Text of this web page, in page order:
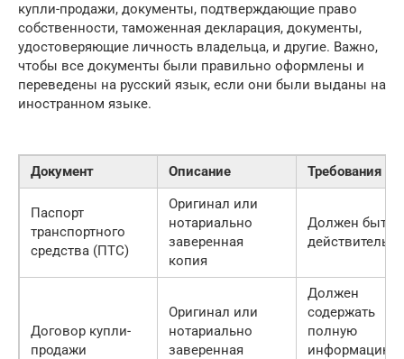
купли-продажи, документы, подтверждающие право
собственности, таможенная декларация, документы,
удостоверяющие личность владельца, и другие. Важно,
чтобы все документы были правильно оформлены и
переведены на русский язык, если они были выданы на
иностранном языке.
Документ Описание Требования
Паспорт
транспортного
средства (ПТС)
Оригинал или
нотариально
заверенная
копия
Должен быть
Договор купли-
продажи
Оригинал или
нотариально
заверенная
Должен
содержать
полную
информацию